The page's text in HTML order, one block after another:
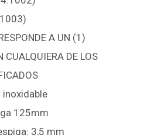
A UN (1)
CUALQUIERA DE LOS
inoxidable
125mm
3,5 mm